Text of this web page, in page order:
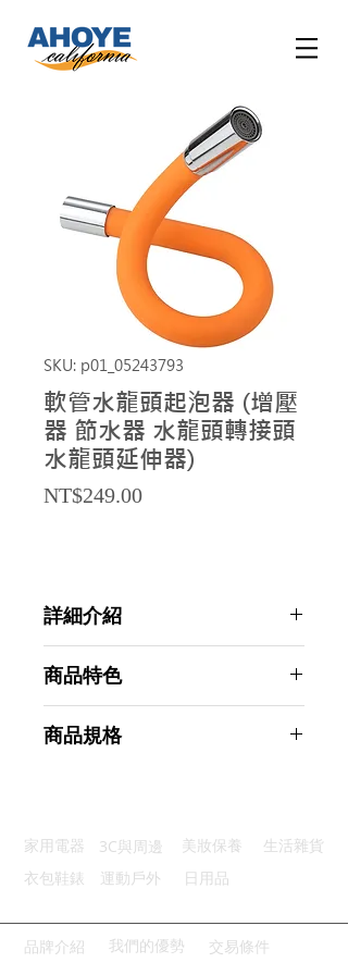
SKU: p01_05243793
軟管水龍頭起泡器 (增壓
器 節水器 水龍頭轉接頭
水龍頭延伸器)
NT$249.00Price
詳細介紹
商品特色
任意扭曲：使用360°任意彎曲設計
商品規格
主要材質：不鏽鋼
商品尺寸：20*2.5*2.5cm
產地名稱：中國大陸
代理商：亞桓有限公司
家用電器 3C與周邊 美妝保養
生活雜貨
衣包鞋錶
運動戶外 日用品
品牌介紹 我們的優勢 交易條件